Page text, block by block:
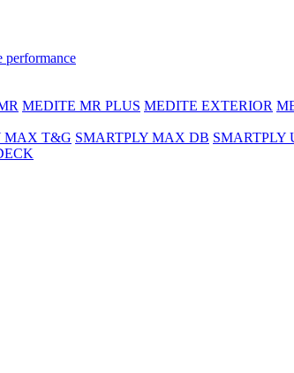
performance
MEDITE MR PLUS MEDITE EXTERIOR
MAX T&G SMARTPLY MAX DB SMARTPLY